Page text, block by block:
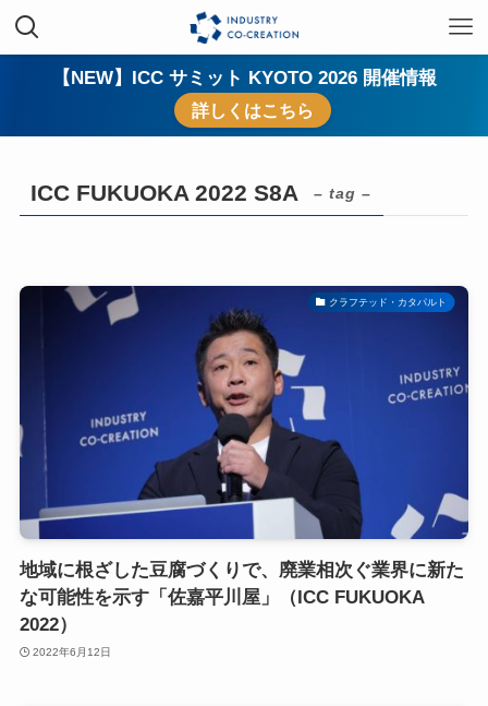
【NEW】ICC サミット KYOTO 2026 開催情報
詳しくはこちら
ICC FUKUOKA 2022 S8A – tag –
クラフテッド・カタパルト
地域に根ざした豆腐づくりで、廃業相次ぐ業界に新た
な可能性を示す「佐嘉平川屋」（ICC FUKUOKA
2022）
2022年6月12日